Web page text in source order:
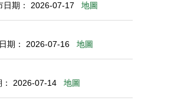
日期： 2026-07-17 地圖
日期： 2026-07-16 地圖
： 2026-07-14 地圖